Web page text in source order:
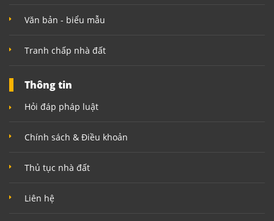
Văn bản - biểu mẫu
Tranh chấp nhà đất
Thông tin
Hỏi đáp pháp luật
Chính sách & Điều khoản
Thủ tục nhà đất
Liên hệ